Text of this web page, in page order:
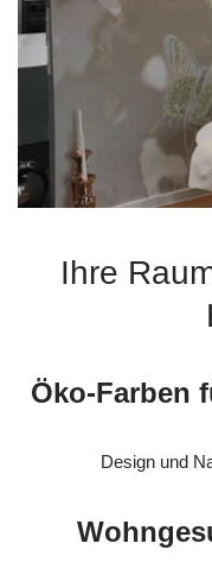
Ihre
Öko-Farben
Design und